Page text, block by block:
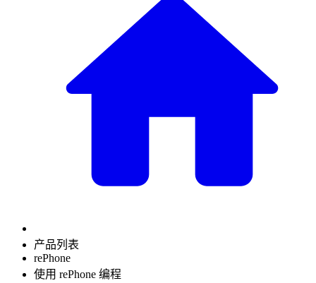
产品列表
rePhone
使用 rePhone 编程